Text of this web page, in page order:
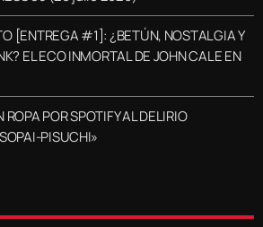
[ENTREGA #1]: ¿BETÚN, NOSTALGIA Y
EL ECO INMORTAL DE JOHN CALE EN
POR SPOTIFY AL DELIRIO
PISUCHI»